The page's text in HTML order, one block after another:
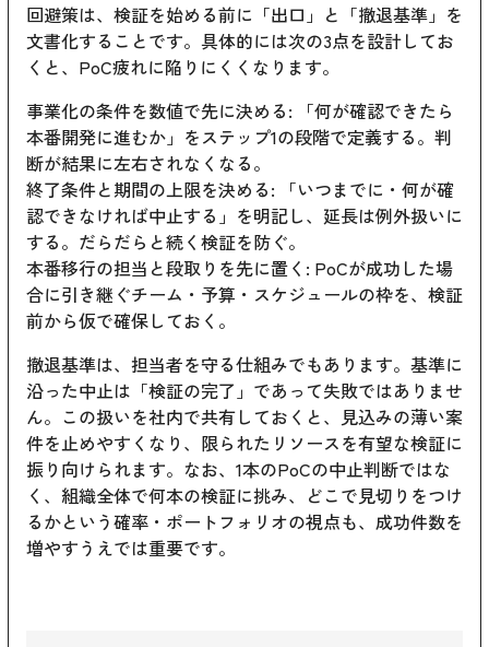
回避策は、検証を始める前に「出口」と「撤退基準」を
文書化することです。具体的には次の3点を設計してお
くと、PoC疲れに陥りにくくなります。
事業化の条件を数値で先に決める: 「何が確認できたら
本番開発に進むか」をステップ1の段階で定義する。判
断が結果に左右されなくなる。
終了条件と期間の上限を決める: 「いつまでに・何が確
認できなければ中止する」を明記し、延長は例外扱いに
する。だらだらと続く検証を防ぐ。
本番移行の担当と段取りを先に置く: PoCが成功した場
合に引き継ぐチーム・予算・スケジュールの枠を、検証
前から仮で確保しておく。
撤退基準は、担当者を守る仕組みでもあります。基準に
沿った中止は「検証の完了」であって失敗ではありませ
ん。この扱いを社内で共有しておくと、見込みの薄い案
件を止めやすくなり、限られたリソースを有望な検証に
振り向けられます。なお、1本のPoCの中止判断ではな
く、組織全体で何本の検証に挑み、どこで見切りをつけ
るかという確率・ポートフォリオの視点も、成功件数を
増やすうえでは重要です。